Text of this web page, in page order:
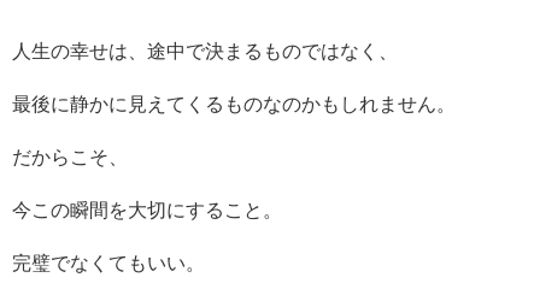
人生の幸せは、途中で決まるものではなく、
最後に静かに見えてくるものなのかもしれません。
だからこそ、
今この瞬間を大切にすること。
完璧でなくてもいい。